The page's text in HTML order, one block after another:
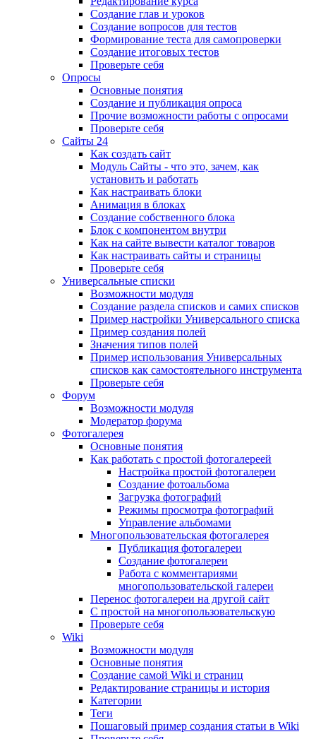
Создание глав и уроков
Создание вопросов для тестов
Формирование теста для самопроверки
Создание итоговых тестов
Проверьте себя
Опросы
Основные понятия
Создание и публикация опроса
Прочие возможности работы с опросами
Проверьте себя
Сайты 24
Как создать сайт
Модуль Сайты - что это, зачем, как
установить и работать
Как настраивать блоки
Анимация в блоках
Создание собственного блока
Блок с компонентом внутри
Как на сайте вывести каталог товаров
Как настраивать сайты и страницы
Проверьте себя
Универсальные списки
Возможности модуля
Создание раздела списков и самих списков
Пример настройки Универсального списка
Пример создания полей
Значения типов полей
Пример использования Универсальных
списков как самостоятельного инструмента
Проверьте себя
Форум
Возможности модуля
Модератор форума
Фотогалерея
Основные понятия
Как работать с простой фотогалереей
Настройка простой фотогалереи
Создание фотоальбома
Загрузка фотографий
Режимы просмотра фотографий
Управление альбомами
Многопользовательская фотогалерея
Публикация фотогалереи
Создание фотогалереи
Работа с комментариями
многопользовательской галереи
Перенос фотогалереи на другой сайт
С простой на многопользовательскую
Проверьте себя
Wiki
Возможности модуля
Основные понятия
Создание самой Wiki и страниц
Редактирование страницы и история
Категории
Теги
Пошаговый пример создания статьи в Wiki